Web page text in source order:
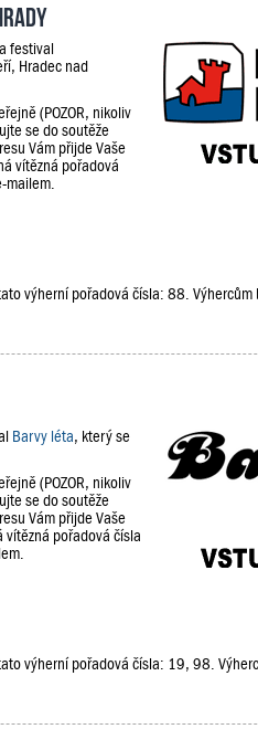
festival
Hradec nad
(POZOR, nikoliv
se do soutěže
Vám přijde Vaše
vítězná pořadová
výherní pořadová čísla: 88.
Barvy léta, který se
(POZOR, nikoliv
se do soutěže
Vám přijde Vaše
pořadová čísla
výherní pořadová čísla: 19, 98.